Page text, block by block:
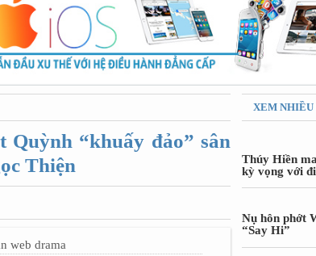
“khuấy đảo” sân
Thiện
web drama
XEM NHIỀU
Thúy Hiền
kỳ vọng với
Nụ hôn phớt
“Say Hi”